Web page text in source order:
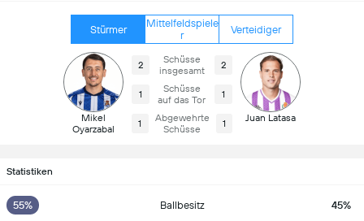
Stürmer
Mittelfeldspiele
r
Verteidiger
Mikel
Oyarzabal
2
Schüsse
insgesamt
2
1
Schüsse
auf das Tor
1
1
Abgewehrte
Schüsse
1 Juan Latasa
Statistiken
55% Ballbesitz 45%